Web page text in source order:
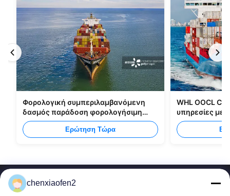
Φορολογική συμπεριλαμβανόμενη
δασμός παράδοση φορολογήσιμη
στέλνοντας όλους τους τύπους
συσκευασιώνΕρώτηση Τώρα
WHL OOCL
υπηρεσίες
από την Κίνα
chenxiaofen2